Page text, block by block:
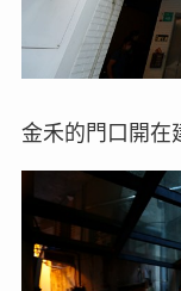
金禾的門口開在